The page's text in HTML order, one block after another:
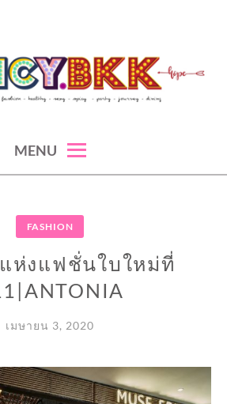
MENU
FASHION
ห่งแฟชั่นใบใหม่ที่
เมษายน 3, 2020